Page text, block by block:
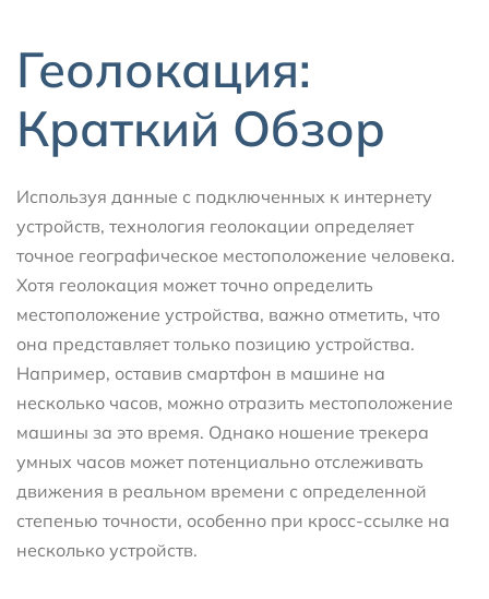
Геолокация:
Краткий Обзор
Используя данные с подключенных к интернету
устройств, технология геолокации определяет
точное географическое местоположение человека.
Хотя геолокация может точно определить
местоположение устройства, важно отметить, что
она представляет только позицию устройства.
Например, оставив смартфон в машине на
несколько часов, можно отразить местоположение
машины за это время. Однако ношение трекера
умных часов может потенциально отслеживать
движения в реальном времени с определенной
степенью точности, особенно при кросс-ссылке на
несколько устройств.